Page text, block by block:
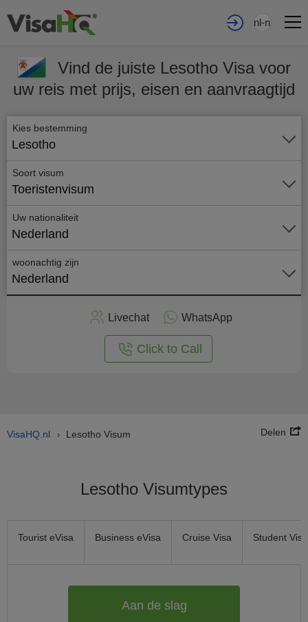
nl-nl
Vind de juiste Lesotho Visa voor
uw reis met prijs, eisen en aanvraagtijd
Kies bestemming
Lesotho
Soort visum
Toeristenvisum
Uw nationaliteit
Nederland
woonachtig zijn
Nederland
Livechat WhatsApp
Click to Call
VisaHQ.nl › Lesotho Visum Delen
Lesotho Visumtypes
Tourist eVisa Business eVisa Cruise Visa Student Visa
Aan de slag